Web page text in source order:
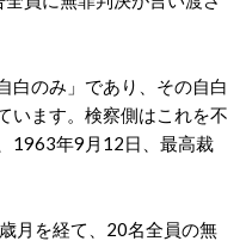
白のみ」であり、その自白
ます。 検察側はこれを不
1963年9月12日、最高裁
月を経て、20名全員の無